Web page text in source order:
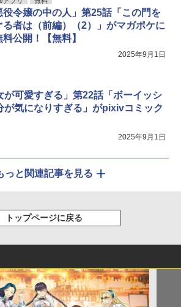
役令嬢の中の人」第25話「この門を
る者は（前編）（2）」がマガポケに
料公開！【無料】
2025年9月1日
が可愛すぎる」第22話「ボーイッシ
が気になりすぎる」がpixivコミック
2025年9月1日
っと関連記事を見る
トップページに戻る